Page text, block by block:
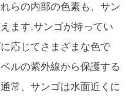
らの内部の色素も、サン
ます.サンゴが持ってい
応じてさまざまな色で
ルの紫外線から保護する
常、サンゴは水面近くに